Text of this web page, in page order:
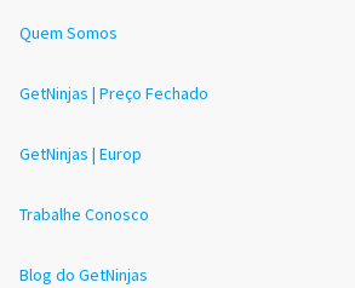
Quem Somos
GetNinjas | Preço Fechado
GetNinjas | Europ
Trabalhe Conosco
Blog do GetNinjas